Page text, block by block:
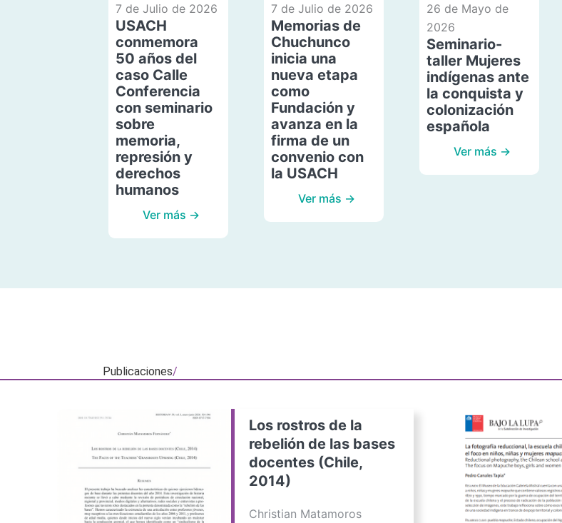
7 de Julio de 2026
USACH
conmemora
50 años del
caso Calle
Conferencia
con seminario
sobre
memoria,
represión y
derechos
humanos
Ver más →
7 de Julio de 2026
Memorias de
Chuchunco
inicia una
nueva etapa
como
Fundación y
avanza en la
firma de un
convenio con
la USACH
Ver más →
26 de Mayo de
2026
Seminario-
taller Mujeres
indígenas ante
la conquista y
colonización
española
Ver más →
Publicaciones/
Los rostros de la
rebelión de las bases
docentes (Chile,
2014)
Christian Matamoros